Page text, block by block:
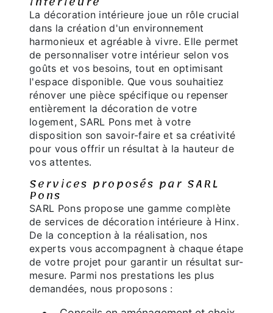
La décoration intérieure joue un rôle crucial
dans la création d'un environnement
harmonieux et agréable à vivre. Elle permet
de personnaliser votre intérieur selon vos
goûts et vos besoins, tout en optimisant
l'espace disponible. Que vous souhaitiez
rénover une pièce spécifique ou repenser
entièrement la décoration de votre
logement, SARL Pons met à votre
disposition son savoir-faire et sa créativité
pour vous offrir un résultat à la hauteur de
vos attentes.
Services proposés par SARL
Pons
SARL Pons propose une gamme complète
de services de décoration intérieure à Hinx.
De la conception à la réalisation, nos
experts vous accompagnent à chaque étape
de votre projet pour garantir un résultat sur-
mesure. Parmi nos prestations les plus
demandées, nous proposons :